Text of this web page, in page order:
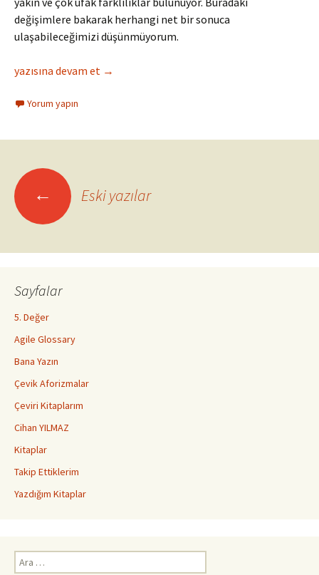
değişimlere bakarak herhangi net bir sonuca
ulaşabileceğimizi düşünmüyorum.
Bölüm 1: Çeviklik Krizde
yazısına devam et →
Yorum yapın
Yazı
dolaşımı
← Eski yazılar
Sayfalar
5. Değer
Agile Glossary
Bana Yazın
Çevik Aforizmalar
Çeviri Kitaplarım
Cihan YILMAZ
Kitaplar
Takip Ettiklerim
Yazdığım Kitaplar
Arama: